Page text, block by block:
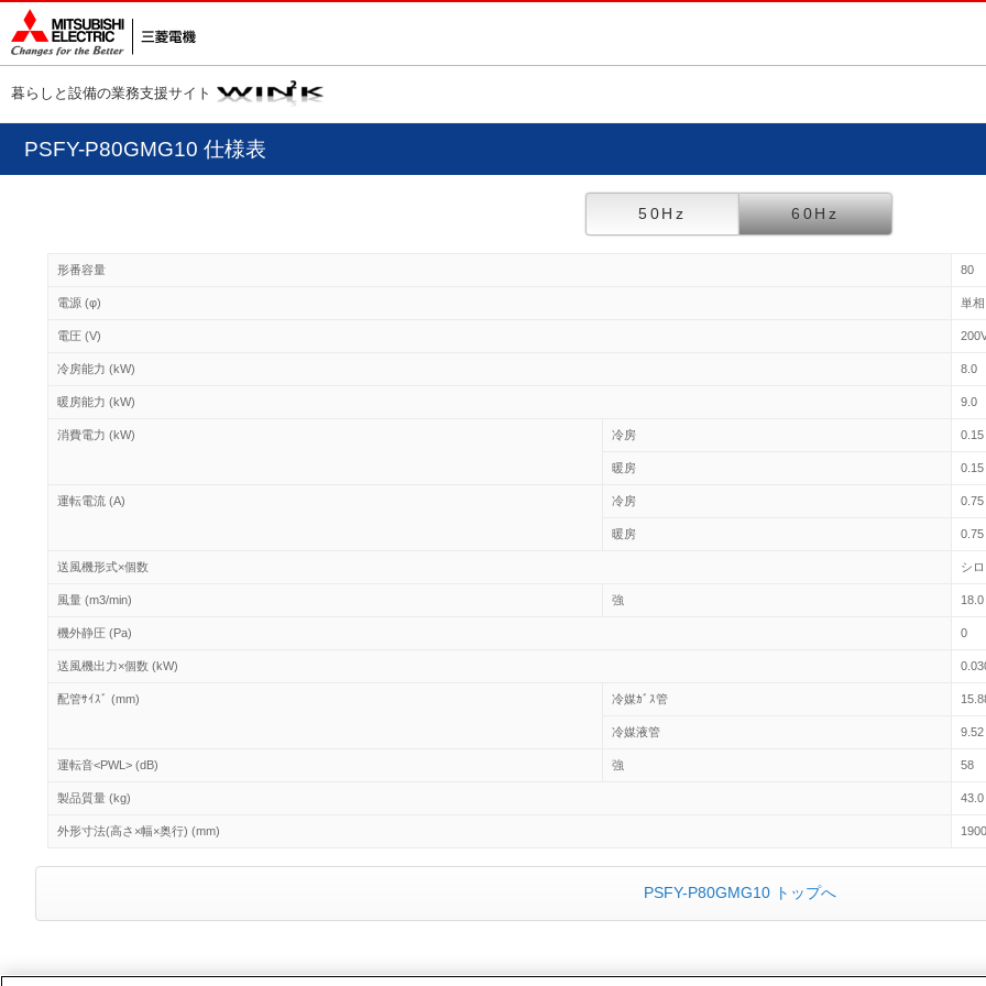
暮らしと設備の業務支援サイト
PSFY-P80GMG10 仕様表
50Hz 60Hz
形番容量 80
電源 (φ) 単相
電圧 (V)
冷房能力 (kW) 8.0
暖房能力 (kW) 9.0
消費電力 (kW) 冷房 0.15
暖房 0.15
運転電流 (A) 冷房 0.75
暖房 0.75
送風機形式×個数 シ
風量 (m3/min) 強 18.0
機外静圧 (Pa) 0
送風機出力×個数 (kW)
配管ｻｲｽﾞ (mm) 冷媒ｶﾞｽ管
冷媒液管 9.52
運転音<PWL> (dB) 強 58
製品質量 (kg) 43.0
外形寸法(高さ×幅×奥行) (mm)
PSFY-P80GMG10 トップへ